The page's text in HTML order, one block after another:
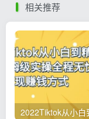
相关推荐